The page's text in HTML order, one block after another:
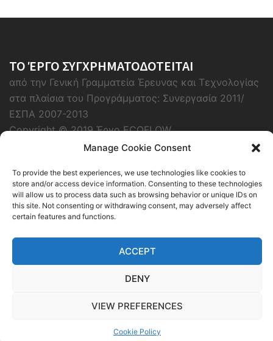
Manage Cookie Consent
To provide the best experiences, we use technologies like cookies to
store and/or access device information. Consenting to these technologies
will allow us to process data such as browsing behavior or unique IDs on
this site. Not consenting or withdrawing consent, may adversely affect
certain features and functions.
ACCEPT
DENY
VIEW PREFERENCES
Cookie Policy
ΤΟ ΈΡΓΟ ΣΥΓΧΡΗΜΑΤΟΔΟΤΕΙΤΑΙ
από την Γενική Γραμματεία Έρευνας και Τεχνολογίας
στα πλαίσια του Προγράμματος: Συνεργασία 2011/
ΕΣΠΑ 2007-2013
Copyright © 2019 Έργο ECOFLOW